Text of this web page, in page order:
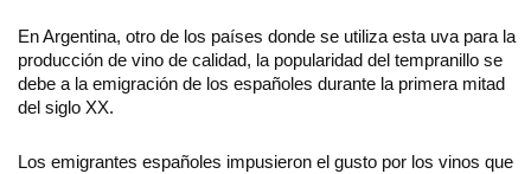
En Argentina, otro de los países donde se utiliza esta uva para la
producción de vino de calidad, la popularidad del tempranillo se
debe a la emigración de los españoles durante la primera mitad
del siglo XX.
Los emigrantes españoles impusieron el gusto por los vinos que